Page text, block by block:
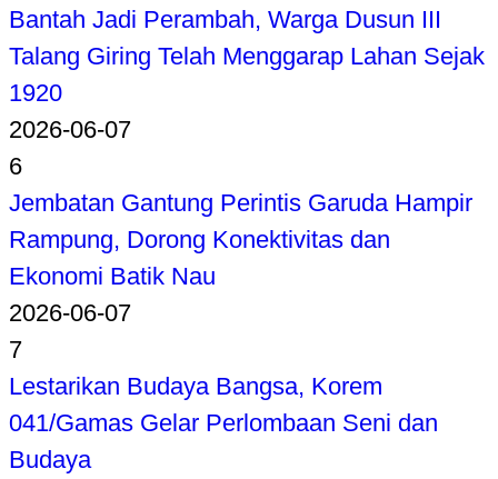
Bantah Jadi Perambah, Warga Dusun III
Talang Giring Telah Menggarap Lahan Sejak
1920
2026-06-07
6
Jembatan Gantung Perintis Garuda Hampir
Rampung, Dorong Konektivitas dan
Ekonomi Batik Nau
2026-06-07
7
Lestarikan Budaya Bangsa, Korem
041/Gamas Gelar Perlombaan Seni dan
Budaya